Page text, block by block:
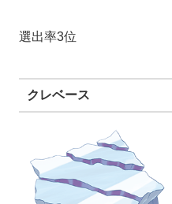
選出率3位
クレベース